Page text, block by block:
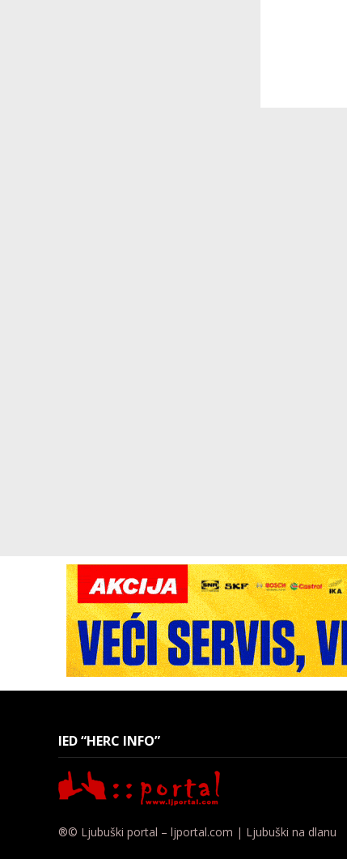
IED “HERC INFO”
®© Ljubuški portal – ljportal.com | Ljubuški na dlanu